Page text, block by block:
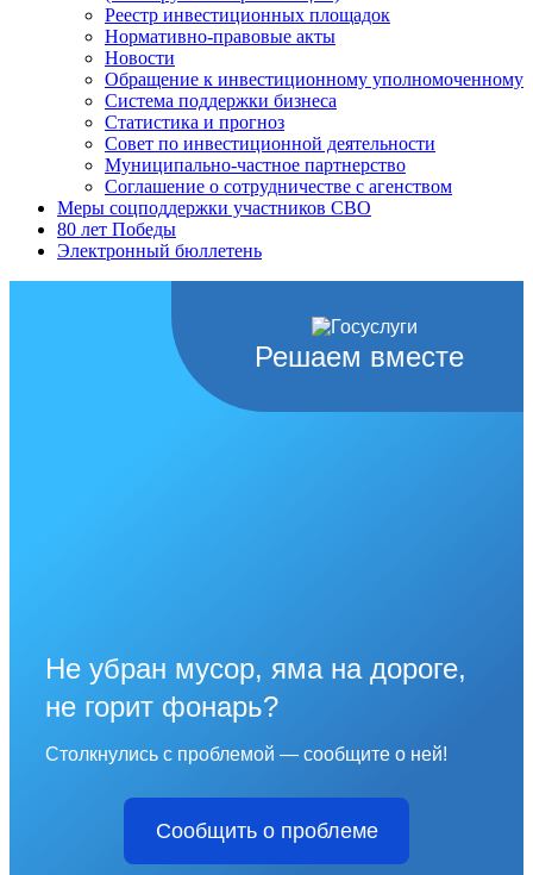
Реестр инвестиционных площадок
Нормативно-правовые акты
Новости
Обращение к инвестиционному уполномоченному
Система поддержки бизнеса
Статистика и прогноз
Совет по инвестиционной деятельности
Муниципально-частное партнерство
Соглашение о сотрудничестве с агенством
Меры соцподдержки участников СВО
80 лет Победы
Электронный бюллетень
Решаем вместе
Не убран мусор, яма на дороге,
не горит фонарь?
Столкнулись с проблемой — сообщите о ней!
Сообщить о проблеме